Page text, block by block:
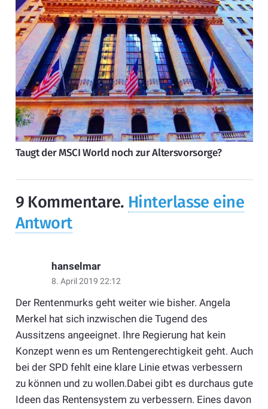
Taugt der MSCI World noch zur Altersvorsorge?
9 Kommentare. Hinterlasse eine
Antwort
hanselmar
8. April 2019 22:12
Der Rentenmurks geht weiter wie bisher. Angela
Merkel hat sich inzwischen die Tugend des
Aussitzens angeeignet. Ihre Regierung hat kein
Konzept wenn es um Rentengerechtigkeit geht. Auch
bei der SPD fehlt eine klare Linie etwas verbessern
zu können und zu wollen.Dabei gibt es durchaus gute
Ideen das Rentensystem zu verbessern. Eines davon